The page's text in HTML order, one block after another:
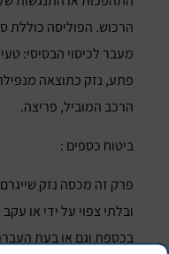
הרכוש. הפוליסה כוללת
מעבר לכיסוי הבסיסי:
פתע, נזק כתוצאה
הרכב המוביל, פריצה.
ביטוח כספים :
פרק זה מכסה נזק
ובלתי צפוי על ידי או
בכספת וגם או בעת